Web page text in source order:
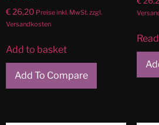
€26,20 Preise inkl. MwSt. zzgl.
Versandkosten
Add to basket
Add To Compare